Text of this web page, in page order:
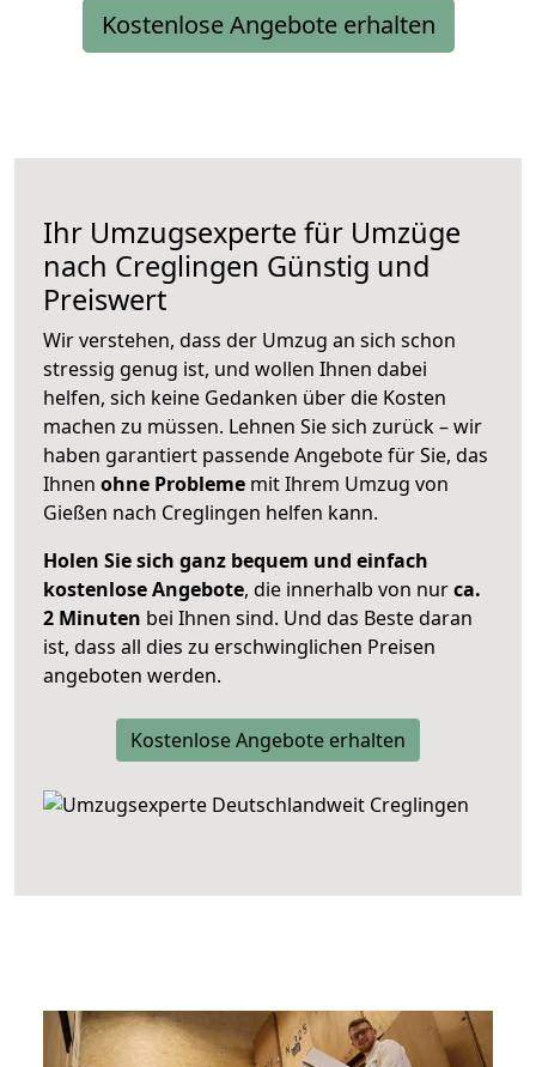
Kostenlose Angebote erhalten
Ihr Umzugsexperte für Umzüge
nach Creglingen Günstig und
Preiswert
Wir verstehen, dass der Umzug an sich schon
stressig genug ist, und wollen Ihnen dabei
helfen, sich keine Gedanken über die Kosten
machen zu müssen. Lehnen Sie sich zurück – wir
haben garantiert passende Angebote für Sie, das
Ihnen ohne Probleme mit Ihrem Umzug von
Gießen nach Creglingen helfen kann.
Holen Sie sich ganz bequem und einfach
kostenlose Angebote, die innerhalb von nurca.
2 Minuten bei Ihnen sind. Und das Beste daran
ist, dass all dies zu erschwinglichen Preisen
angeboten werden.
Kostenlose Angebote erhalten